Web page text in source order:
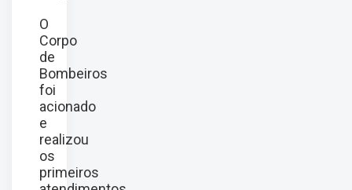
O
Corpo
de
Bombeiros
foi
acionado
e
realizou
os
primeiros